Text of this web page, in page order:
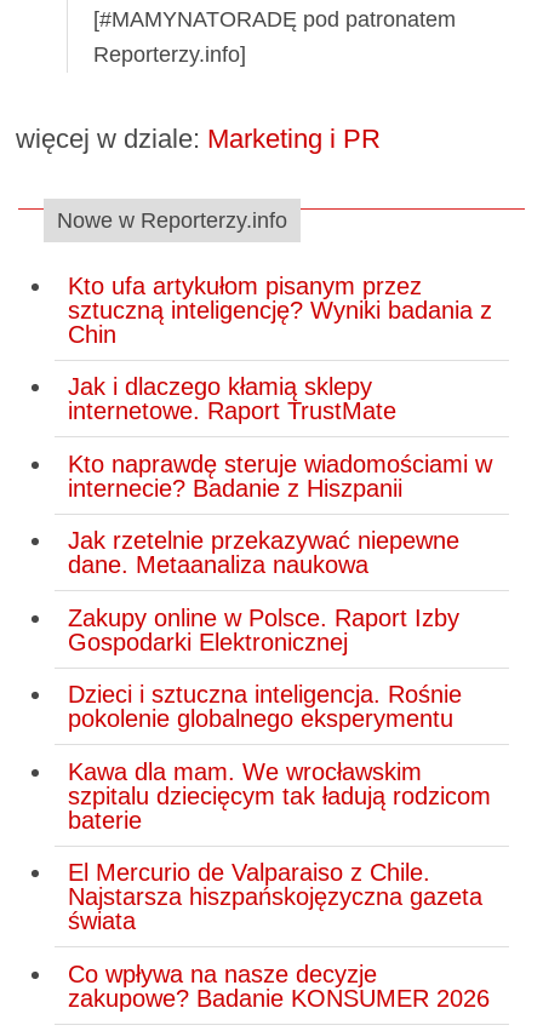
[#MAMYNATORADĘ pod patronatem
Reporterzy.info]
więcej w dziale: Marketing i PR
Nowe w Reporterzy.info
Kto ufa artykułom pisanym przez
sztuczną inteligencję? Wyniki badania z
Chin
Jak i dlaczego kłamią sklepy
internetowe. Raport TrustMate
Kto naprawdę steruje wiadomościami w
internecie? Badanie z Hiszpanii
Jak rzetelnie przekazywać niepewne
dane. Metaanaliza naukowa
Zakupy online w Polsce. Raport Izby
Gospodarki Elektronicznej
Dzieci i sztuczna inteligencja. Rośnie
pokolenie globalnego eksperymentu
Kawa dla mam. We wrocławskim
szpitalu dziecięcym tak ładują rodzicom
baterie
El Mercurio de Valparaiso z Chile.
Najstarsza hiszpańskojęzyczna gazeta
świata
Co wpływa na nasze decyzje
zakupowe? Badanie KONSUMER 2026